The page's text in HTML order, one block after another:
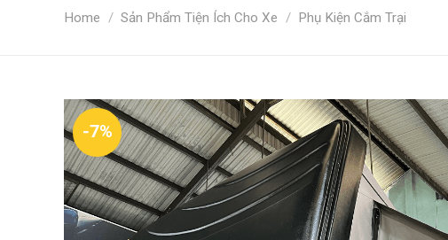
Home / Sản Phẩm Tiện Ích Cho Xe / Phụ Kiện Cắm Trại
-7%